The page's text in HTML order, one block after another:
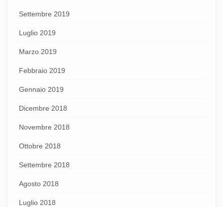
Settembre 2019
Luglio 2019
Marzo 2019
Febbraio 2019
Gennaio 2019
Dicembre 2018
Novembre 2018
Ottobre 2018
Settembre 2018
Agosto 2018
Luglio 2018